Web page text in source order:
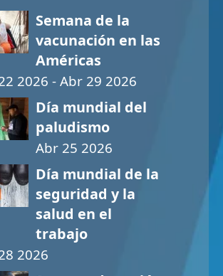
Semana de la
vacunación en las
Américas
2026 - Abr 29 2026
Día mundial del
paludismo
Abr 25 2026
Día mundial de la
seguridad y la
salud en el
trabajo
2026